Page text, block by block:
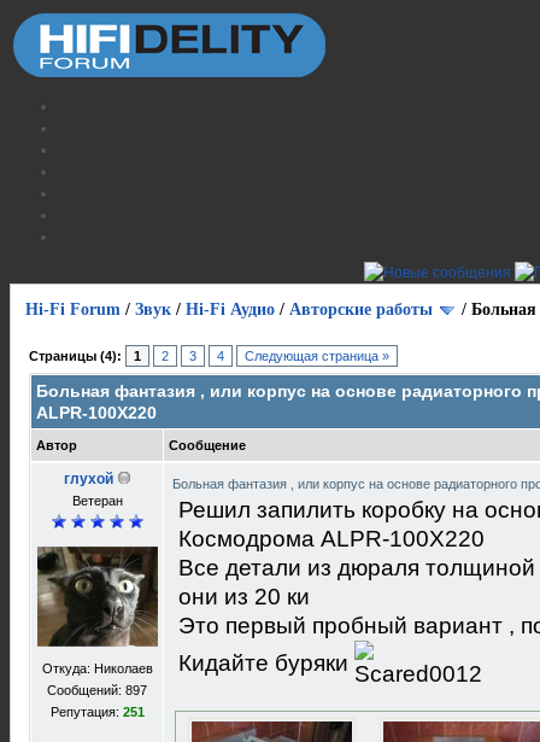
Hi-Fi Forum / Звук / Hi-Fi Аудио / Авторские работы / Больная
Страницы (4): 1 2 3 4 Следующая страница »
Больная фантазия , или корпус на основе радиаторного
ALPR-100X220
Автор Сообщение
глухой
Ветеран
Откуда: Николаев
Сообщений: 897
Репутация: 251
Больная фантазия , или корпус на основе радиаторного
Решил запилить коробку на
Космодрома ALPR-100X220
Все детали из дюраля
они из 20 ки
Это первый пробный вариант ,
Кидайте буряки